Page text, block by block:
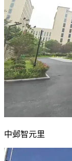
中邺智元里